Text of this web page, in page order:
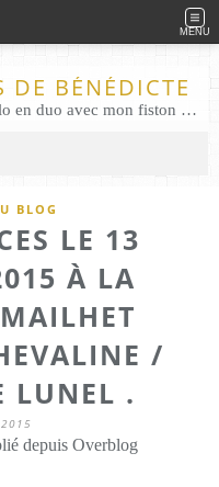
MENU
DE BÉNÉDICTE
Des gourmandises sans gluten en solo en duo avec mon fiston . Salé comme Sucré sans gluten éco responsable Les Gourmandises de Bénédicte gâteau produits locaux
BLOG
LE 13
À LA
/
LUNEL .
2015
depuis Overblog